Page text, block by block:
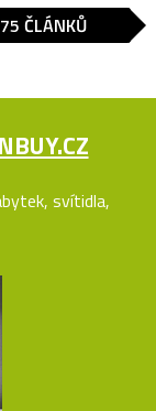
ČLÁNKŮ
svítidla,